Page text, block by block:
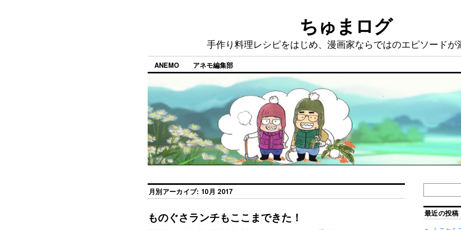
ちゅまログ
手作り料理レシピをはじめ、漫画家ならではのエピソードが
ANEMO アネモ編集部
月別アーカイブ: 10月 2017
ものぐさランチもここまできた！ 最近の投稿